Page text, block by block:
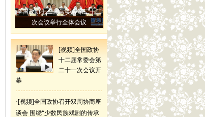
全国政协十二届常委会第二十二
次会议举行全体会议
[视频]全国政协
十二届常委会第
二十一次会议开
幕
·[视频]全国政协召开双周协商座
谈会 围绕“少数民族戏剧的传承